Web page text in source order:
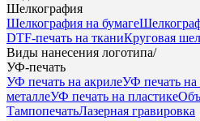
Шелкография
Шелкография на бумаге
DTF-печать на тканиКруговая
Виды нанесения логотипа/
УФ-печать
УФ печать на акрилеУФ печать на
металлеУФ печать на пластике
ТампопечатьЛазерная гравировка